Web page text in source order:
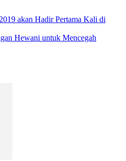
akan Hadir Pertama Kali di
Hewani untuk Mencegah